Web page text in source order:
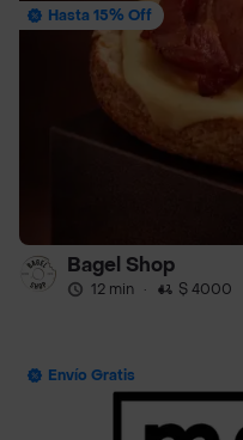
Hasta 15% Off
Bagel Shop
12 min · $ 4000
Envío Gratis